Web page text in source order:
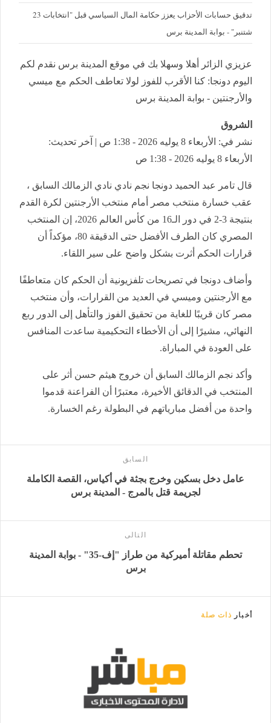
تدقيق حسابات الأحزاب يعزز حكامة المال السياسي قبل "انتخابات 23
شتنبر" - بوابة المدينة برس
عزيزي الزائر أهلا وسهلا بك في موقع المدينة برس نقدم لكم
اليوم دونجا: كنا الأقرب للفوز لولا تعاطف الحكم مع ميسي
والأرجنتين - بوابة المدينة برس
الشروق
نشر في: الأربعاء 8 يوليه 2026 - 1:38 ص | آخر تحديث:
الأربعاء 8 يوليه 2026 - 1:38 ص
قال تامر عبد الحميد دونجا نجم نادي نادي الزمالك السابق ،
عقب خسارة منتخب مصر أمام منتخب الأرجنتين لكرة القدم
بنتيجة 3-2 في دور الـ16 من كأس العالم 2026، إن المنتخب
المصري كان الطرف الأفضل حتى الدقيقة 80، مؤكداً أن
قرارات الحكم أثرت بشكل واضح على سير اللقاء.
وأضاف دونجا في تصريحات تلفزيونية أن الحكم كان متعاطفًا
مع الأرجنتين وميسي في العديد من القرارات، وأن منتخب
مصر كان قريبًا للغاية من تحقيق الفوز والتأهل إلى الدور ربع
النهائي، مشيرًا إلى أن الأخطاء التحكيمية ساعدت المنافس
على العودة في المباراة.
وأكد نجم الزمالك السابق أن خروج هيثم حسن أثر على
المنتخب في الدقائق الأخيرة، معتبرًا أن الفراعنة قدموا
واحدة من أفضل مبارياتهم في البطولة رغم الخسارة.
السابق
عامل دخل بسكين وخرج بجثة في أكياس، القصة الكاملة
لجريمة قتل بالمرج - المدينة برس
التالى
تحطم مقاتلة أميركية من طراز "إف-35" - بوابة المدينة
برس
أخبار ذات صلة